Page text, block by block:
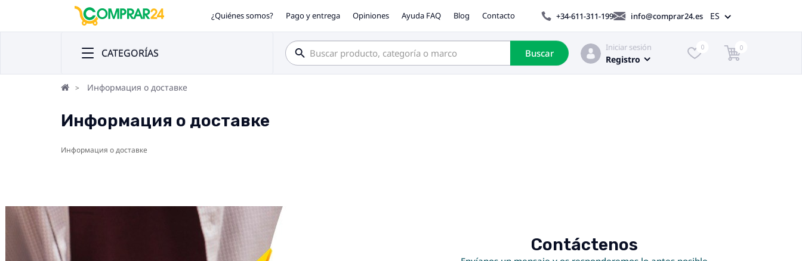
¿Quiénes somos? Pago y entrega Opiniones Ayuda FAQ Blog Contacto +34-611-311-199 info@comprar24.es ES
CATEGORÍAS Buscar
Iniciar sesión
Registro
0 0
Информация о доставке
Информация о доставке
Информация о доставке
Contáctenos